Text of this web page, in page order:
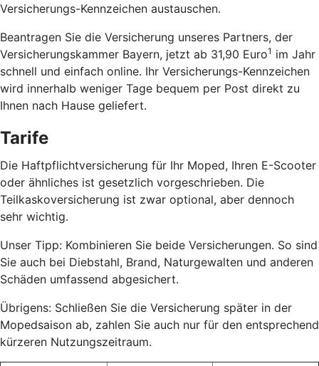
Versicherungs-Kennzeichen austauschen.
Beantragen Sie die Versicherung unseres Partners, der
Versicherungskammer Bayern, jetzt ab 31,90 Euro1 im Jahr
schnell und einfach online. Ihr Versicherungs-Kennzeichen
wird innerhalb weniger Tage bequem per Post direkt zu
Ihnen nach Hause geliefert.
Tarife
Die Haftpflichtversicherung für Ihr Moped, Ihren E-Scooter
oder ähnliches ist gesetzlich vorgeschrieben. Die
Teilkaskoversicherung ist zwar optional, aber dennoch
sehr wichtig.
Unser Tipp: Kombinieren Sie beide Versicherungen. So sind
Sie auch bei Diebstahl, Brand, Naturgewalten und anderen
Schäden umfassend abgesichert.
Übrigens: Schließen Sie die Versicherung später in der
Mopedsaison ab, zahlen Sie auch nur für den entsprechend
kürzeren Nutzungszeitraum.